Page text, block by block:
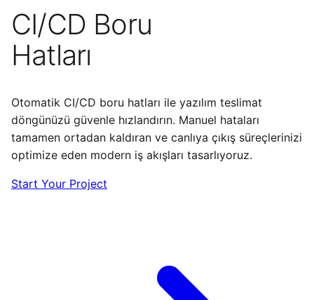
CI/CD Boru
Hatları
Otomatik CI/CD boru hatları ile yazılım teslimat
döngünüzü güvenle hızlandırın. Manuel hataları
tamamen ortadan kaldıran ve canlıya çıkış süreçlerinizi
optimize eden modern iş akışları tasarlıyoruz.
Start Your Project